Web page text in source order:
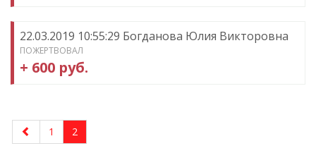
22.03.2019 10:55:29 Богданова Юлия Викторовна
ПОЖЕРТВОВАЛ
+ 600 руб.
1 2